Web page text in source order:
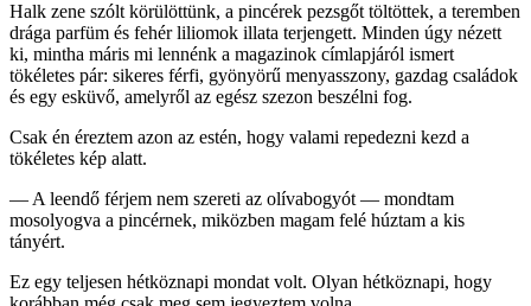
Halk zene szólt körülöttünk, a pincérek pezsgőt töltöttek, a teremben
drága parfüm és fehér liliomok illata terjengett. Minden úgy nézett
ki, mintha máris mi lennénk a magazinok címlapjáról ismert
tökéletes pár: sikeres férfi, gyönyörű menyasszony, gazdag családok
és egy esküvő, amelyről az egész szezon beszélni fog.
Csak én éreztem azon az estén, hogy valami repedezni kezd a
tökéletes kép alatt.
— A leendő férjem nem szereti az olívabogyót — mondtam
mosolyogva a pincérnek, miközben magam felé húztam a kis
tányért.
Ez egy teljesen hétköznapi mondat volt. Olyan hétköznapi, hogy